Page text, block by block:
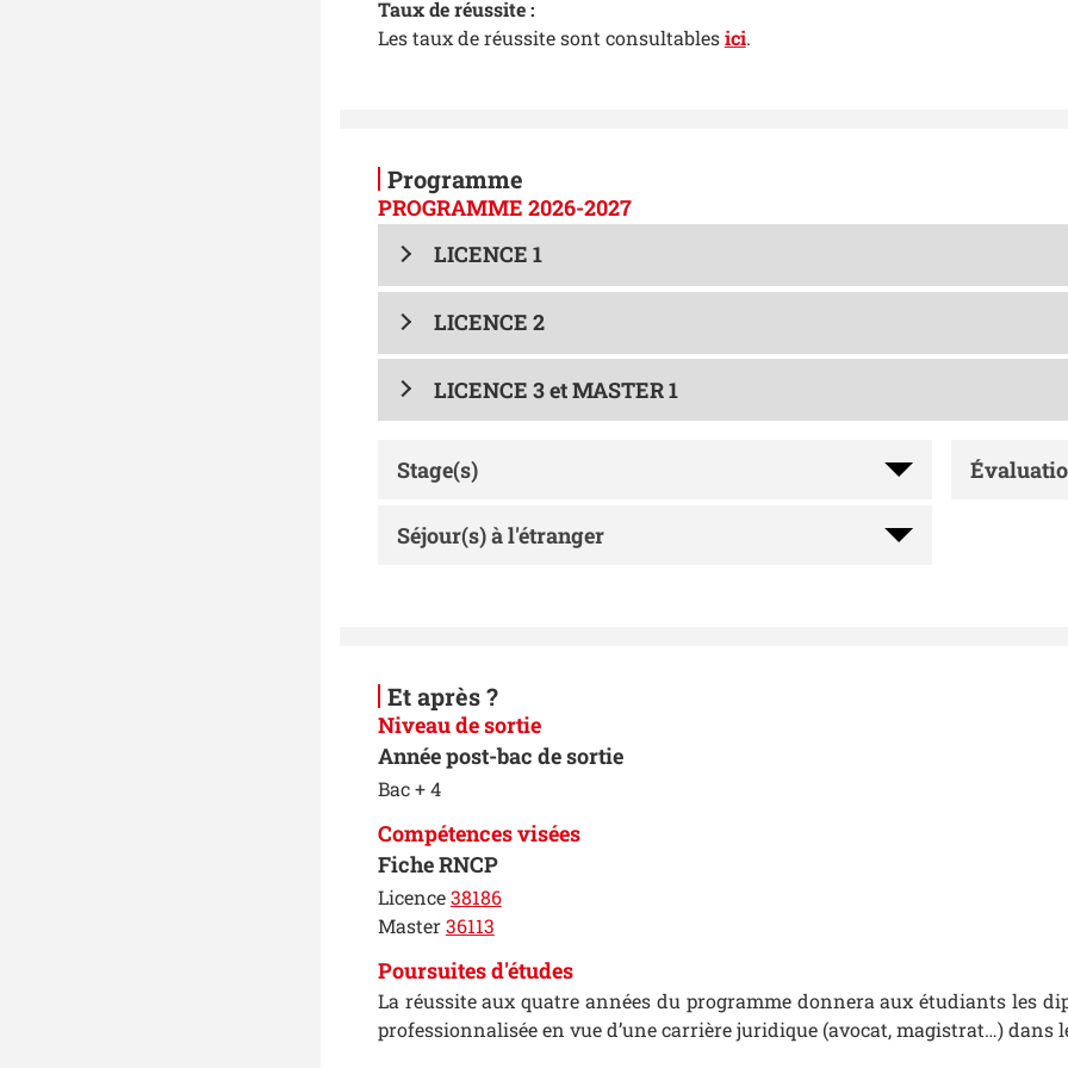
Taux de réussite :
Les taux de réussite sont consultablesici.
Programme
PROGRAMME 2026-2027
LICENCE 1
LICENCE 2
LICENCE 3 et MASTER 1
Stage(s)
Séjour(s) à l'étranger
Et après ?
Niveau de sortie
Année post-bac de sortie
Bac + 4
Compétences visées
Fiche RNCP
Licence38186
Master36113
Poursuites d'études
La réussite aux quatre années du programme donnera aux étudiants les
professionnalisée en vue d’une carrière juridique (avocat, magistrat…) dans